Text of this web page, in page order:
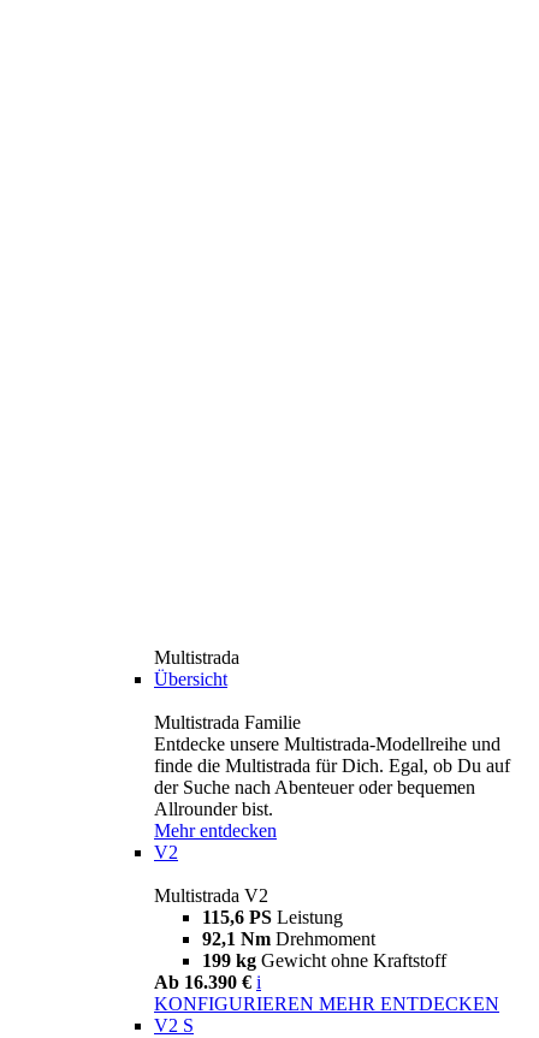
Multistrada
Übersicht
Multistrada Familie
Entdecke unsere Multistrada-Modellreihe und
finde die Multistrada für Dich. Egal, ob Du auf
der Suche nach Abenteuer oder bequemen
Allrounder bist.
Mehr entdecken
V2
Multistrada V2
115,6 PS Leistung
92,1 Nm Drehmoment
199 kg Gewicht ohne Kraftstoff
Ab 16.390 € i
KONFIGURIEREN MEHR ENTDECKEN
V2 S